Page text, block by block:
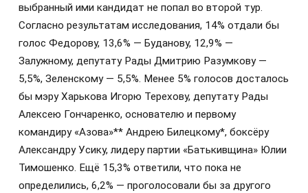
выбранный ими кандидат не попал во второй тур.
Согласно результатам исследования, 14% отдали бы
голос Федорову, 13,6% — Буданову, 12,9% —
Залужному, депутату Рады Дмитрию Разумкову —
5,5%, Зеленскому — 5,5%. Менее 5% голосов досталось
бы мэру Харькова Игорю Терехову, депутату Рады
Алексею Гончаренко, основателю и первому
командиру «Азова»** Андрею Билецкому*, боксёру
Александру Усику, лидеру партии «Батькивщина» Юлии
Тимошенко. Ещё 15,3% ответили, что пока не
определились, 6,2% — проголосовали бы за другого